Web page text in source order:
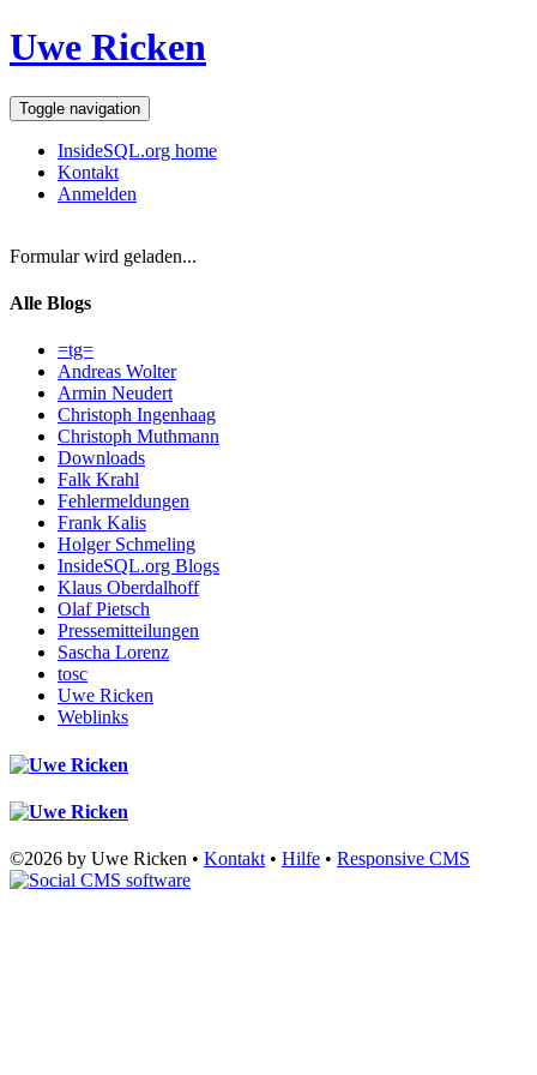
Uwe Ricken
Toggle navigation
InsideSQL.org home
Kontakt
Anmelden
Formular wird geladen...
Alle Blogs
=tg=
Andreas Wolter
Armin Neudert
Christoph Ingenhaag
Christoph Muthmann
Downloads
Falk Krahl
Fehlermeldungen
Frank Kalis
Holger Schmeling
InsideSQL.org Blogs
Klaus Oberdalhoff
Olaf Pietsch
Pressemitteilungen
Sascha Lorenz
tosc
Uwe Ricken
Weblinks
©2026 by Uwe Ricken • Kontakt • Hilfe • Responsive CMS